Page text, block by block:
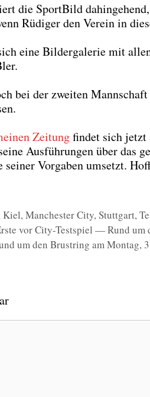
die Sport­Bild
Rüdi­ger den Ver­ein in
eine Bil­der­ga­le­rie mit
bei der zwei­ten
Zei­tungfin­det sich jetzt
Aus­füh­run­gen über das
Vor­ga­ben umsetzt.
Kiel,Manchester City,Stuttgart,
vor City-Testspiel — Rund um
um den Brustring am Montag,